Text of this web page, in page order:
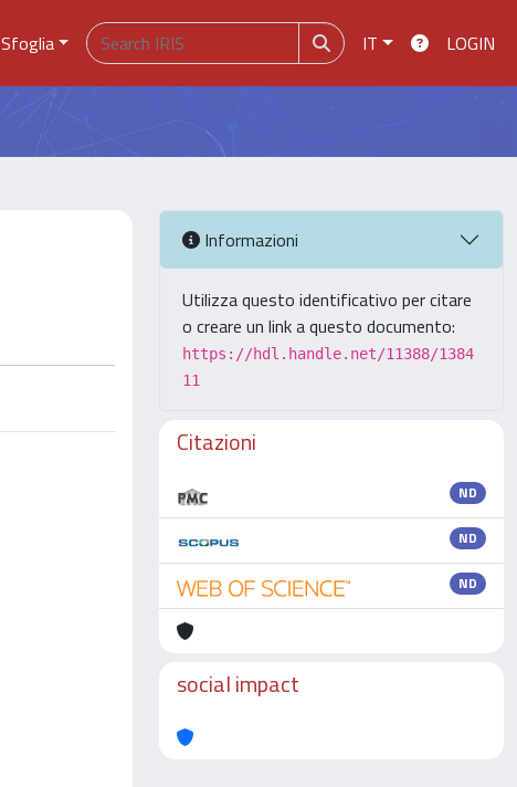
Sfoglia IT LOGIN
Informazioni
Utilizza questo identificativo per citare
o creare un link a questo documento:
https://hdl.handle.net/11388/1384
11
Citazioni
ND
ND
ND
social impact